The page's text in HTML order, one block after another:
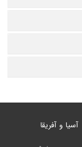
آسیا و آفریقا